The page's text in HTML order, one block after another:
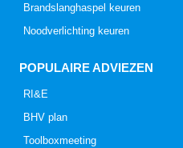
Brandslanghaspel keuren
Noodverlichting keuren
POPULAIRE ADVIEZEN
RI&E
BHV plan
Toolboxmeeting